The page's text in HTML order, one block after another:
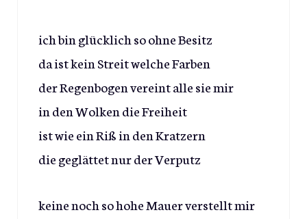
ich bin glücklich so ohne Besitz
da ist kein Streit welche Farben
der Regenbogen vereint alle sie mir
in den Wolken die Freiheit
ist wie ein Riß in den Kratzern
die geglättet nur der Verputz
keine noch so hohe Mauer verstellt mir